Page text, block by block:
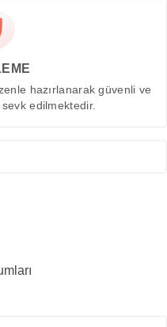
hazırlanarak güvenli ve
edilmektedir.